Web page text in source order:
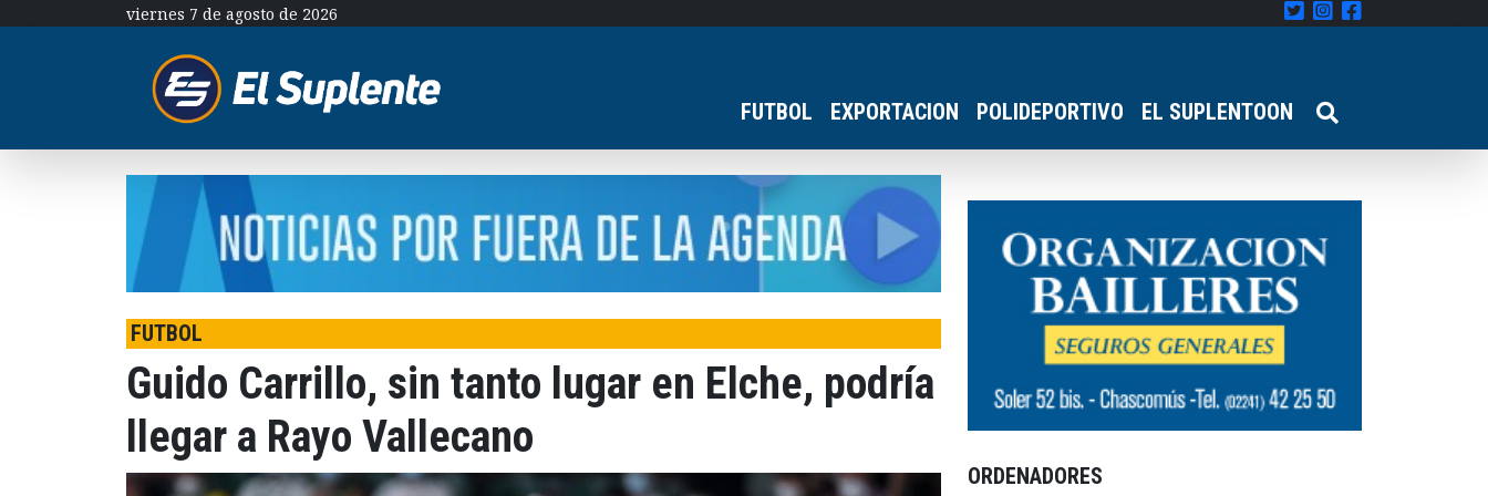
viernes 7 de agosto de 2026
FUTBOL EXPORTACION POLIDEPORTIVO EL SUPLENTOON
FUTBOL
Guido Carrillo, sin tanto lugar en Elche, podría
llegar a Rayo Vallecano
ORDENADORES